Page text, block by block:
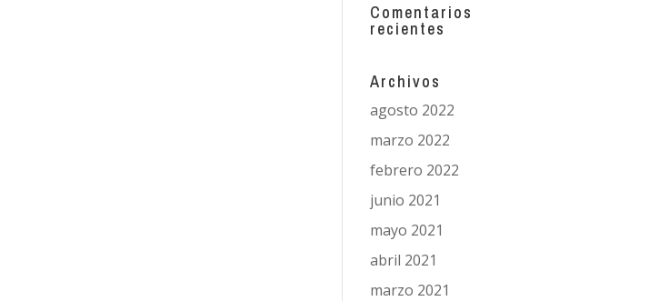
Comentarios
recientes
Archivos
agosto 2022
marzo 2022
febrero 2022
junio 2021
mayo 2021
abril 2021
marzo 2021